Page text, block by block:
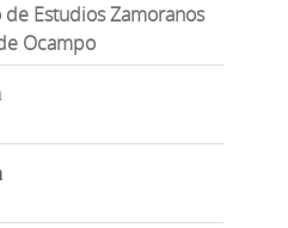
Estudios Zamoranos
Ocampo